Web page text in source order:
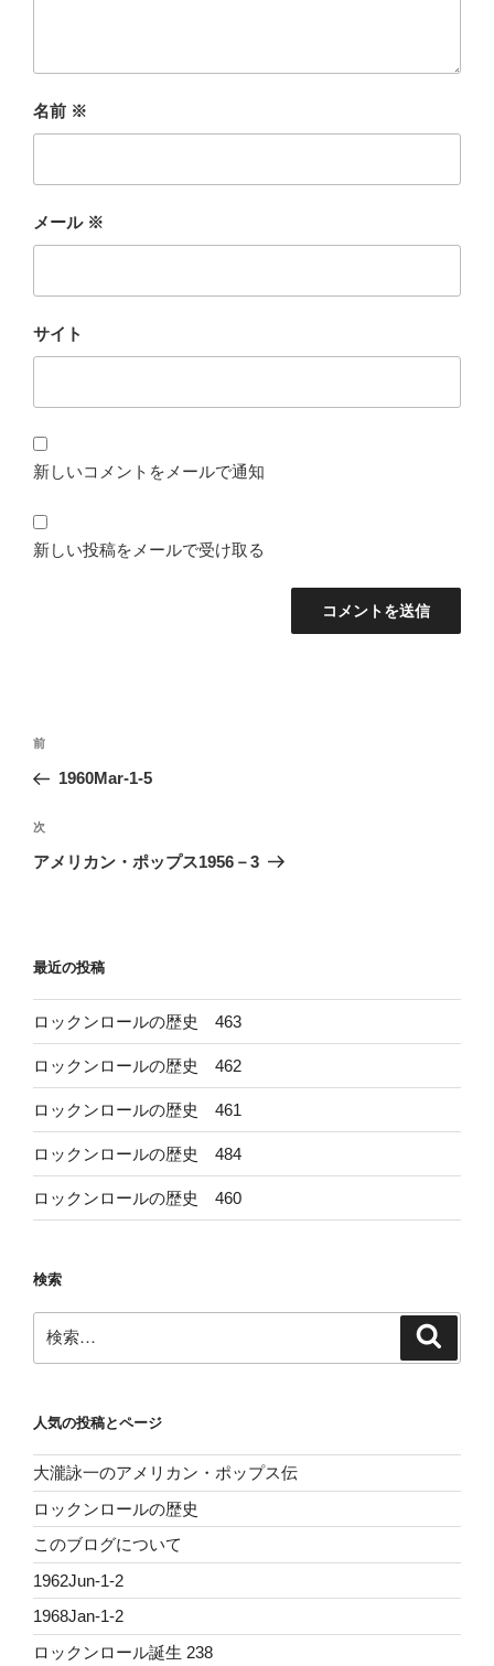
名前 ※
メール ※
サイト
新しいコメントをメールで通知
新しい投稿をメールで受け取る
投
ナ
ビ
ゲ
ン
前
の
稿
前
1960Mar-1-5
次
の
次
アメリカン・ポップス1956－3
最近の投稿
ロックンロールの歴史 463
ロックンロールの歴史 462
ロックンロールの歴史 461
ロックンロールの歴史 484
ロックンロールの歴史 460
検索
索:
人気の投稿とページ
大瀧詠一のアメリカン・ポップス伝
ロックンロールの歴史
このブログについて
1962Jun-1-2
1968Jan-1-2
ロックンロール誕生 238